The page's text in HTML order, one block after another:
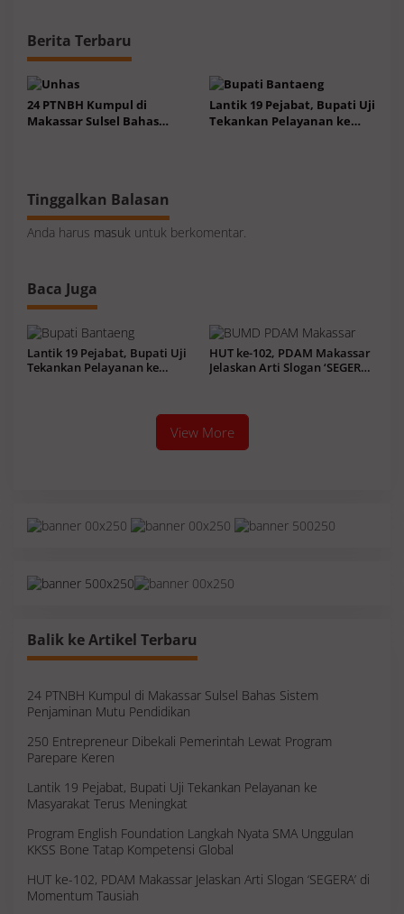
Berita Terbaru
24 PTNBH Kumpul di
Makassar Sulsel Bahas
Lantik 19 Pejabat, Bupati Uji
Tekankan Pelayanan ke
Tinggalkan Balasan
Anda harus masuk untuk berkomentar.
Baca Juga
Lantik 19 Pejabat, Bupati Uji
Tekankan Pelayanan ke
HUT ke-102, PDAM Makassar
Jelaskan Arti Slogan ‘SEGERA’
View More
Balik ke Artikel Terbaru
24 PTNBH Kumpul di Makassar Sulsel Bahas Sistem
Penjaminan Mutu Pendidikan
250 Entrepreneur Dibekali Pemerintah Lewat Program
Parepare Keren
Lantik 19 Pejabat, Bupati Uji Tekankan Pelayanan ke
Masyarakat Terus Meningkat
Program English Foundation Langkah Nyata SMA Unggulan
KKSS Bone Tatap Kompetensi Global
HUT ke-102, PDAM Makassar Jelaskan Arti Slogan ‘SEGERA’ di
Momentum Tausiah